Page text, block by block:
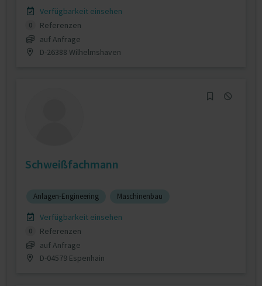
Verfügbarkeit einsehen
0
Referenzen
auf Anfrage
D-26388 Wilhelmshaven
Schweißfachmann
Anlagen-Engineering Maschinenbau
Verfügbarkeit einsehen
0
Referenzen
auf Anfrage
D-04579 Espenhain